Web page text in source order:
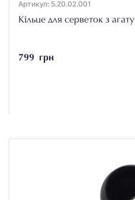
Артикул: 5.20.02.001
Кільце для серветок з агату
799 грн